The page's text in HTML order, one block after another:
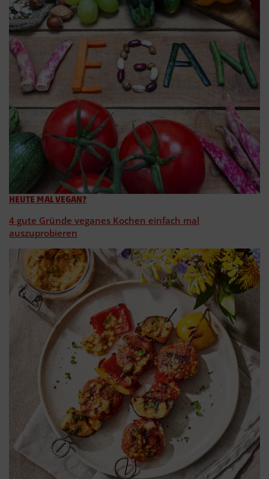
HEUTE MAL VEGAN?
4 gute Gründe veganes Kochen einfach mal
auszuprobieren